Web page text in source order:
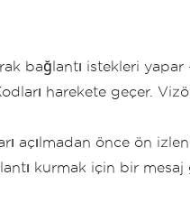
bağlantı istekleri
harekete geçer.
açılmadan önce ön
kurmak için bir mesaj